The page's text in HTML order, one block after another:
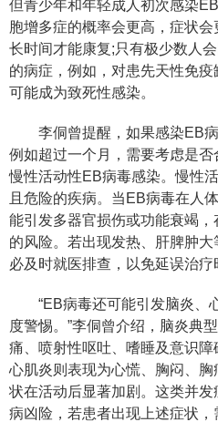
但青少年和年轻成人初次感染
胞增多症的概率会更高，症状
长时间才能康复;只有极少数人
的病症，例如，对患先天性免
可能成为致死性感染。
李侗曾提醒，如果感染EB病
例如超过一个月，需要考虑是
慢性活动性EB病毒感染。慢性
且危险的疾病。当EB病毒在人
能引发多器官损伤或功能衰竭
的风险。若出现发热、肝脾肿
必及时就医排查，以免延误治疗
“EB病毒还可能引发脑炎、
度警惕。”李侗曾介绍，脑炎典
痛、喷射性呕吐、嗜睡及意识
心肌炎则表现为心慌、胸闷、
状在活动后显著加剧。这类并
病凶险，若患者出现上述症状